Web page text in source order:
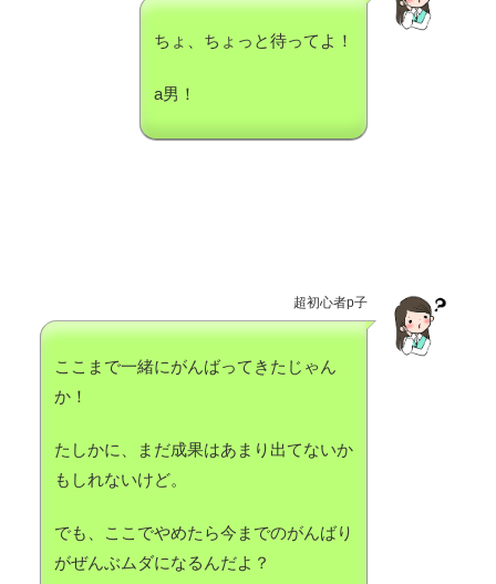
ちょ、ちょっと待ってよ！
a男！
超初心者p子
ここまで一緒にがんばってきたじゃん
か！
たしかに、まだ成果はあまり出てないか
もしれないけど。
でも、ここでやめたら今までのがんばり
がぜんぶムダになるんだよ？